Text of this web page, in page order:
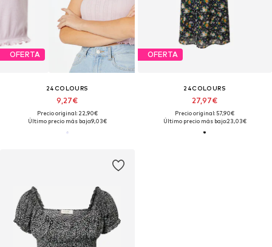
OFERTA
24COLOURS
9,27€
Precio original: 22,90€
Último precio más bajo:9,03€
OFERTA
24COLOURS
27,97€
Precio original: 57,90€
Último precio más bajo:23,03€